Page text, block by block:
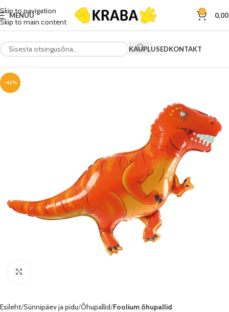
Skip to navigation
Skip to main content
MENÜÜ 0
KAUPLUSEDKONTAKT
-42%
Esileht Sünnipäev ja pidu Õhupallid Foolium õhupallid